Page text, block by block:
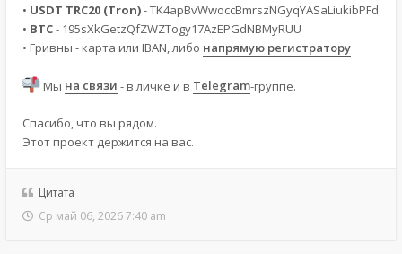
• USDT TRC20 (Tron)- TK4apBvWwoccBmrszNGyqYASaLiukibPFd
• BTC- 195sXkGetzQfZWZTogy17AzEPGdNBMyRUU
• Гривны - карта или IBAN, либо напрямую регистратору
Мы на связи - в личке и в Telegram-группе.
Спасибо, что вы рядом.
Этот проект держится на вас.
Цитата
Ср май 06, 2026 7:40 am